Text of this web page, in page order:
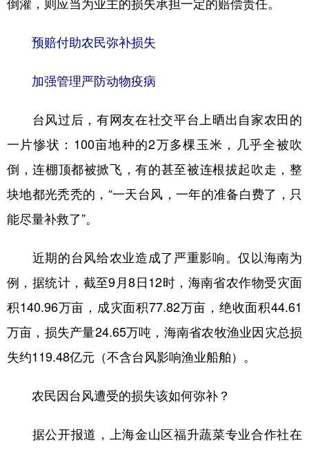
倒灌，则应当为业主的损失承担一定的赔偿责任。
预赔付助农民弥补损失
加强管理严防动物疫病
台风过后，有网友在社交平台上晒出自家农田的
一片惨状：100亩地种的2万多棵玉米，几乎全被吹
倒，连棚顶都被掀飞，有的甚至被连根拔起吹走，整
块地都光秃秃的，“一天台风，一年的准备白费了，只
能尽量补救了”。
近期的台风给农业造成了严重影响。仅以海南为
例，据统计，截至9月8日12时，海南省农作物受灾面
积140.96万亩，成灾面积77.82万亩，绝收面积44.61
万亩，损失产量24.65万吨，海南省农牧渔业因灾总损
失约119.48亿元（不含台风影响渔业船舶）。
农民因台风遭受的损失该如何弥补？
据公开报道，上海金山区福升蔬菜专业合作社在